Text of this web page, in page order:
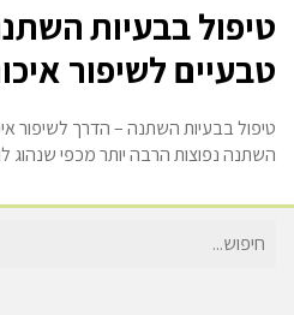
טיפול בבעיות
טבעיים לשיפור
טיפול בבעיות השתנה – הדרך לשיפור
השתנה נפוצות הרבה יותר מכפי שנהוג
חיפוש